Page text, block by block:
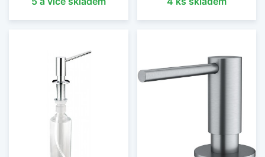
využitím v koupelně. Rádi bychom vás ale
přesvědčili o tom, že to rozhodně není jejich
uplatnění také v kuchyni. A možná právě tam
zdaleka to největší.
Ať chceme nebo ne, v kuchyni obvykle trávíme
velké množství času. A nádobí máme v případě
početnější rodiny také víc, než je zdrávo.
ušetříte práci.